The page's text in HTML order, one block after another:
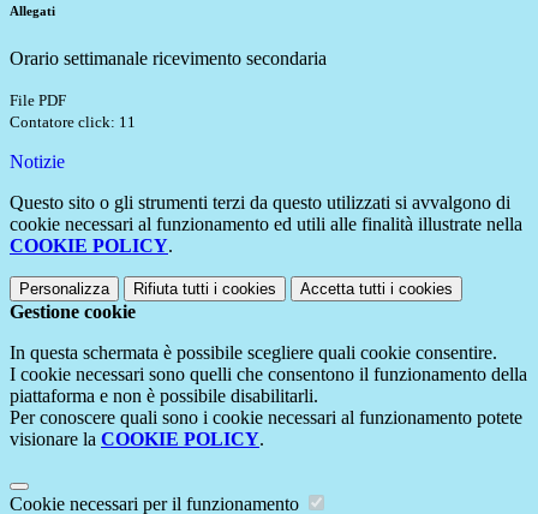
Allegati
Orario settimanale ricevimento secondaria
File PDF
Contatore click: 11
Notizie
Questo sito o gli strumenti terzi da questo utilizzati si avvalgono di
cookie necessari al funzionamento ed utili alle finalità illustrate nella
COOKIE POLICY.
Personalizza Rifiuta tutti i cookies Accetta tutti i cookies
Gestione cookie
In questa schermata è possibile scegliere quali cookie consentire.
I cookie necessari sono quelli che consentono il funzionamento della
piattaforma e non è possibile disabilitarli.
Per conoscere quali sono i cookie necessari al funzionamento potete
visionare la COOKIE POLICY.
Cookie necessari per il funzionamento